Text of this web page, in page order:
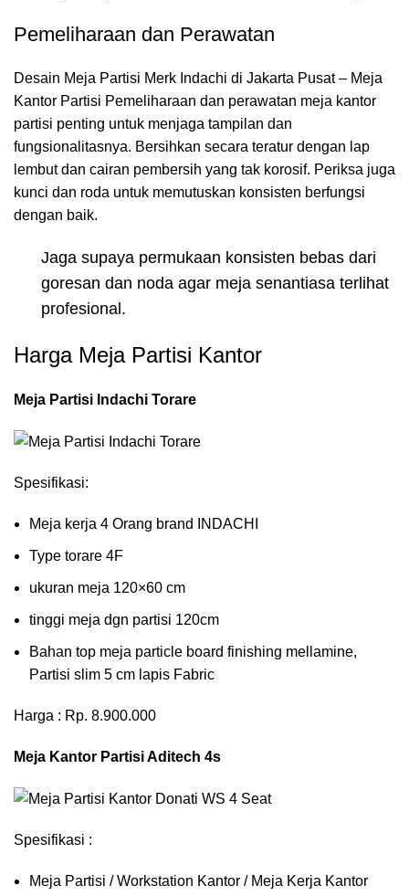
Pemeliharaan dan Perawatan
Desain Meja Partisi Merk Indachi di Jakarta Pusat – Meja
Kantor Partisi Pemeliharaan dan perawatan meja kantor
partisi penting untuk menjaga tampilan dan
fungsionalitasnya. Bersihkan secara teratur dengan lap
lembut dan cairan pembersih yang tak korosif. Periksa juga
kunci dan roda untuk memutuskan konsisten berfungsi
dengan baik.
Jaga supaya permukaan konsisten bebas dari
goresan dan noda agar meja senantiasa terlihat
profesional.
Harga Meja Partisi Kantor
Meja Partisi Indachi Torare
Spesifikasi:
Meja kerja 4 Orang brand INDACHI
Type torare 4F
ukuran meja 120×60 cm
tinggi meja dgn partisi 120cm
Bahan top meja particle board finishing mellamine,
Partisi slim 5 cm lapis Fabric
Harga : Rp. 8.900.000
Meja Kantor Partisi Aditech 4s
Spesifikasi :
Meja Partisi / Workstation Kantor / Meja Kerja Kantor